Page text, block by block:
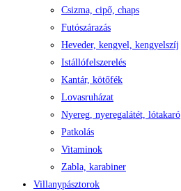
Csizma, cipő, chaps
Futószárazás
Heveder, kengyel, kengyelszíj
Istállófelszerelés
Kantár, kötőfék
Lovasruházat
Nyereg, nyeregalátét, lótakaró
Patkolás
Vitaminok
Zabla, karabiner
Villanypásztorok